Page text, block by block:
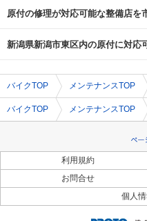
原付の修理が対応可能な整備店を
新潟県新潟市東区内の原付に対応
バイクTOP メンテナンスTOP
バイクTOP メンテナンスTOP
利用規約
お問合せ
個人